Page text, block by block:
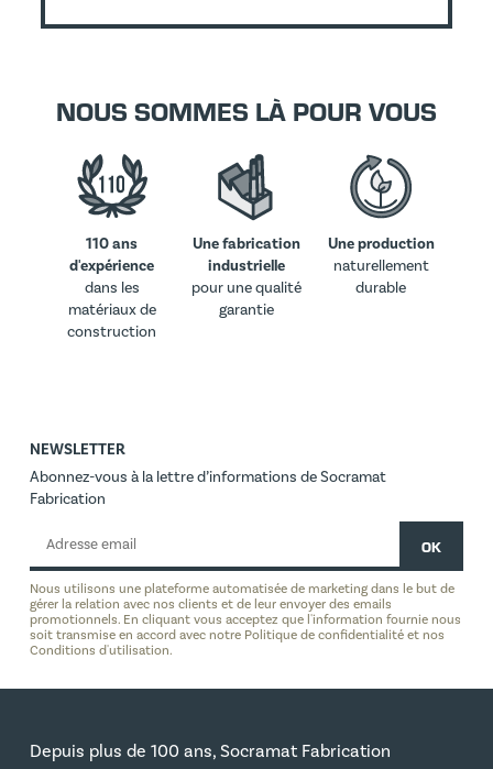
NOUS SOMMES LÀ POUR VOUS
110 ans
d'expérience
dans les
matériaux de
construction
Une fabrication
industrielle
pour une qualité
garantie
Une production
naturellement
durable
NEWSLETTER
Abonnez-vous à la lettre d’informations de Socramat
Fabrication
Nous utilisons une plateforme automatisée de marketing dans le but de
gérer la relation avec nos clients et de leur envoyer des emails
promotionnels. En cliquant vous acceptez que l'information fournie nous
soit transmise en accord avec notre Politique de confidentialité et nos
Conditions d'utilisation.
Depuis plus de 100 ans, Socramat Fabrication